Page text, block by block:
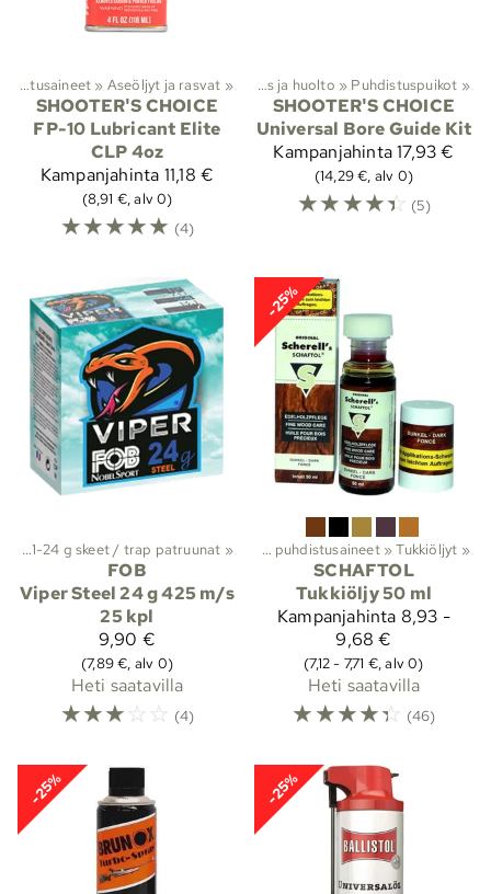
Aseöljyt, rasvat ja puhdistusaineet ‪» Aseöljyt ja rasvat ‪»
SHOOTER'S CHOICE
FP-10 Lubricant Elite
CLP 4oz
Kampanjahinta 11,18 €
(8,91 €, alv 0)
☆☆☆☆☆ (4)
Lajit‪»Metsästys‪» Aseen puhdistus ja huolto ‪» Puhdistuspuikot ‪»
SHOOTER'S CHOICE
Universal Bore Guide Kit
Kampanjahinta17,93 €
(14,29 €, alv 0)
☆☆☆☆☆ (5)
21-24 g skeet / trap patruunat ‪»
FOB
Viper Steel 24 g 425 m/s
25 kpl
9,90 €
(7,89 €, alv 0)
Heti saatavilla
☆☆☆☆ ☆ (4)
-25%
puhdistus ja huolto ‪» Aseöljyt, rasvat ja puhdistusaineet ‪»Tukkiöljyt ‪»
SCHAFTOL
Tukkiöljy 50 ml
Kampanjahinta 8,93 -
9,68 €
(7,12 - 7,71 €, alv 0)
Heti saatavilla
☆☆☆☆☆ (46)
-25% -25%